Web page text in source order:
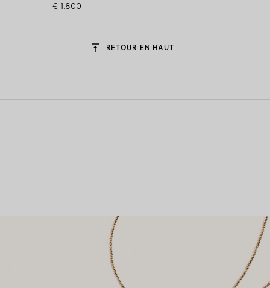
€ 1.800
RETOUR EN HAUT